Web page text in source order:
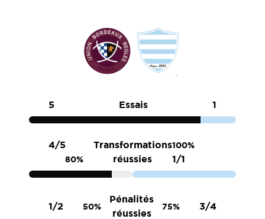
5 Essais 1
4/5
80%
Transformations
réussies
100%
1/1
1/2 50%
Pénalités
réussies
75% 3/4